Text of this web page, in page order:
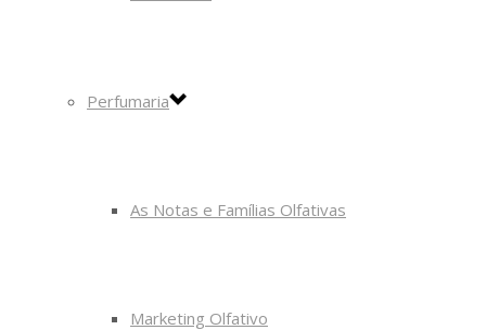
Perfumaria
As Notas e Famílias Olfativas
Marketing Olfativo